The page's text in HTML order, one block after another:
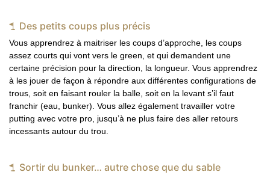
Des petits coups plus précis
Vous apprendrez à maitriser les coups d’approche, les coups
assez courts qui vont vers le green, et qui demandent une
certaine précision pour la direction, la longueur. Vous apprendrez
à les jouer de façon à répondre aux différentes configurations de
trous, soit en faisant rouler la balle, soit en la levant s’il faut
franchir (eau, bunker). Vous allez également travailler votre
putting avec votre pro, jusqu’à ne plus faire des aller retours
incessants autour du trou.
Sortir du bunker… autre chose que du sable